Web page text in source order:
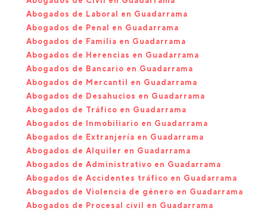
Abogados de Laboral en Guadarrama
Abogados de Penal en Guadarrama
Abogados de Familia en Guadarrama
Abogados de Herencias en Guadarrama
Abogados de Bancario en Guadarrama
Abogados de Mercantil en Guadarrama
Abogados de Desahucios en Guadarrama
Abogados de Tráfico en Guadarrama
Abogados de Inmobiliario en Guadarrama
Abogados de Extranjería en Guadarrama
Abogados de Alquiler en Guadarrama
Abogados de Administrativo en Guadarrama
Abogados de Accidentes tráfico en Guadarrama
Abogados de Violencia de género en Guadarrama
Abogados de Procesal civil en Guadarrama